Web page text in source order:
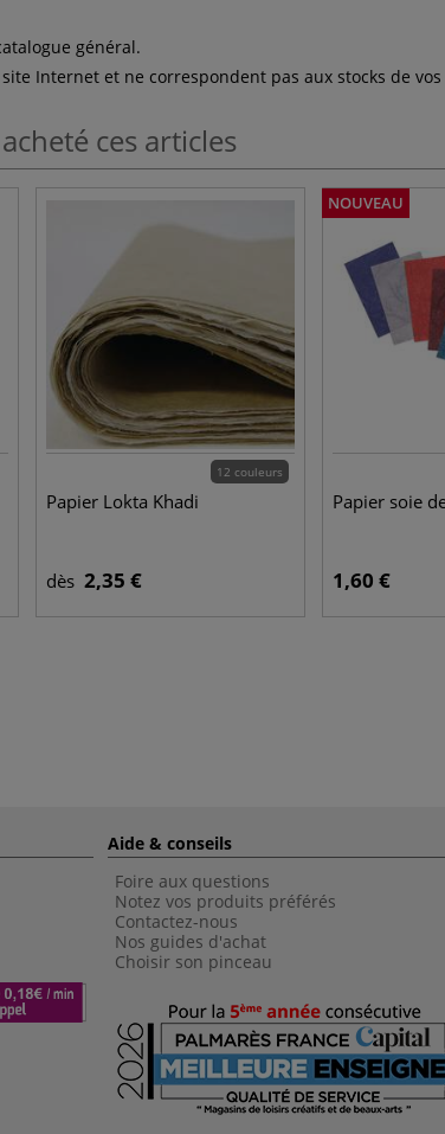
général.
Internet et ne correspondent pas aux stocks de
ces articles
12 couleurs
Papier Lokta Khadi
dès 2,35 €
NOUVEAU
Papier soie
1,60 €
Aide & conseils
Foire aux questions
Notez vos produits préférés
Contactez-nous
Nos guides d'achat
Choisir son pinceau